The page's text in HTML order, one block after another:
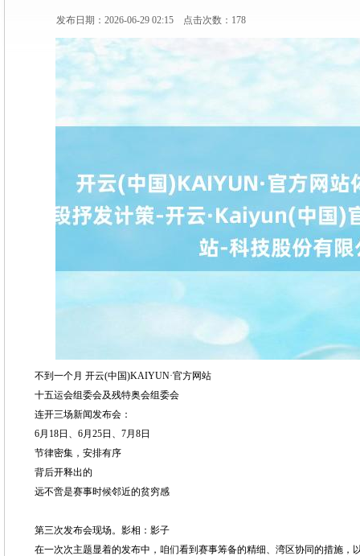
发布日期：2026-06-29 02:15 点击次数：178
不到一个月 开云(中国)KAIYUN·官方网站
十五运会组委会及残特奥会组委会
连开三场新闻发布会：
6月18日、6月25日、7月8日
节律密集，安排有序
背后开释出的
远不啻是赛事时候邻近的贫穷感
第三次发布会现场。影相：影子
在一次次主题显着的发布中，咱们看到赛事筹备的精细、湾区协同的措施，